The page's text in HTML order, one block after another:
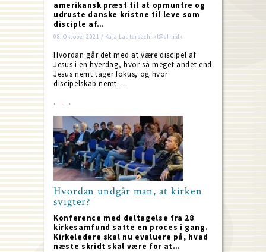
amerikansk præst til at opmuntre og
udruste danske kristne til leve som
disciple af…
08. Oktober 2021 / Kaja Lauterbach, kl@dlm.dk
Hvordan går det med at være discipel af
Jesus i en hverdag, hvor så meget andet end
Jesus nemt tager fokus, og hvor
discipelskab nemt…
Hvordan undgår man, at kirken
svigter?
Konference med deltagelse fra 28
kirkesamfund satte en proces i gang.
Kirkeledere skal nu evaluere på, hvad
næste skridt skal være for at…